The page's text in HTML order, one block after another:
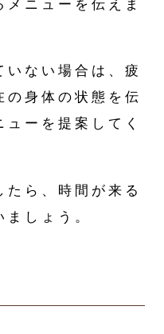
ニューを伝えま
いない場合は、疲
の身体の状態を伝
ーを提案してく
たら、時間が来る
しょう。